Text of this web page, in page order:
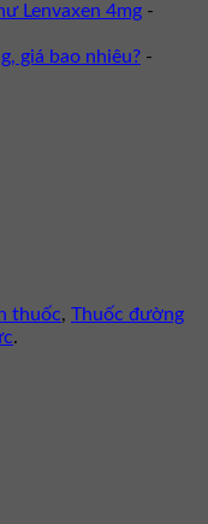
Lenvaxen 4mg -
giá bao nhiêu? -
thuốc, Thuốc đường
.